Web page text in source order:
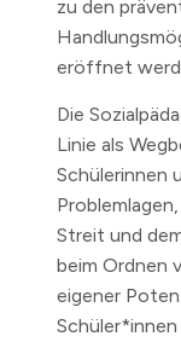
zu den
eröffnet
Die
Linie als
Schülerinnen
Streit und
beim Ordnen
eigener